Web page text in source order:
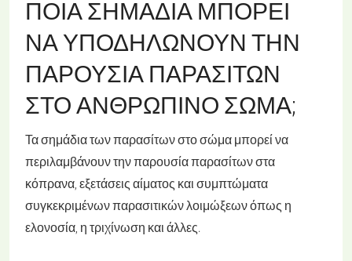
ΠΟΙΑ ΣΗΜΆΔΙΑ ΜΠΟΡΕΊ
ΝΑ ΥΠΟΔΗΛΏΝΟΥΝ ΤΗΝ
ΠΑΡΟΥΣΊΑ ΠΑΡΑΣΊΤΩΝ
ΣΤΟ ΑΝΘΡΏΠΙΝΟ ΣΏΜΑ;
Τα σημάδια των παρασίτων στο σώμα μπορεί να
περιλαμβάνουν την παρουσία παρασίτων στα
κόπρανα, εξετάσεις αίματος και συμπτώματα
συγκεκριμένων παρασιτικών λοιμώξεων όπως η
ελονοσία, η τριχίνωση και άλλες.